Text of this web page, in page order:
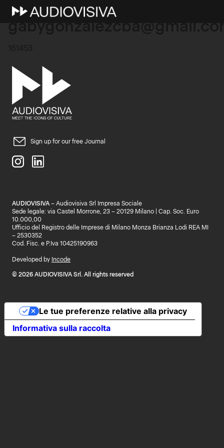
10 Marzo 2026
Sign up for our free Journal
AUDIOVISIVA – Audiovisiva Srl Impresa Sociale
Sede legale: via Castel Morrone, 23 – 20129 Milano | Cap. Soc. Euro
10.000,00
Ufficio del Registro delle Imprese di Milano Monza Brianza Lodi REA MI
– 2530352
Cod. Fisc. e P.Iva 10425190963
Developed by Incode
© 2026 AUDIOVISIVA Srl. All rights reserved
Informativa sulla raccolta
Le tue preferenze relative alla privacy